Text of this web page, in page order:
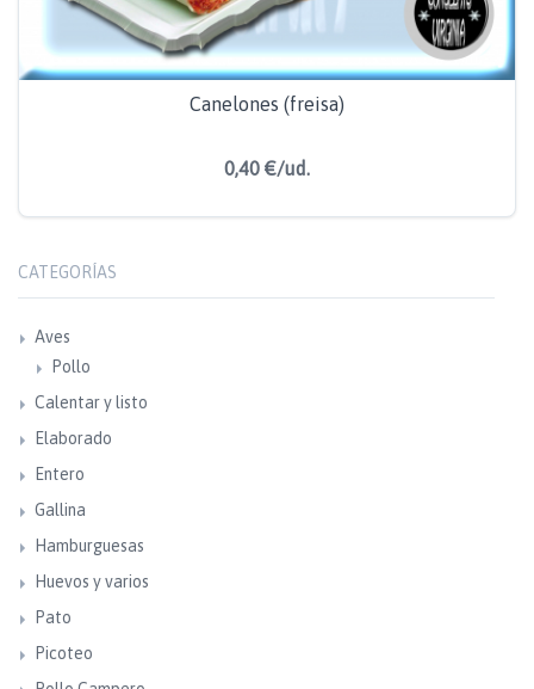
Canelones (freisa)
0,40 €/ud.
CATEGORÍAS
Aves
Pollo
Calentar y listo
Elaborado
Entero
Gallina
Hamburguesas
Huevos y varios
Pato
Picoteo